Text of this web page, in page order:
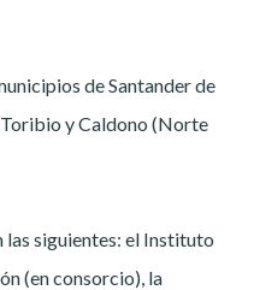
de Santander de
y Caldono (Norte
las siguientes: el Instituto
(en consorcio), la